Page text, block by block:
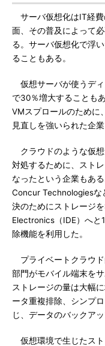
サーバ仮想化はIT経費
面、その普及によって
る。サーバ仮想化で浮
ることもある。
仮想サーバが使うデ
で30％増大することも
VMスプロールのために
見直しを強いられた企業
クラウドのような仮
対処するために、スト
なったという企業もあ
Concur Technologiesな
決のためにストレージ
Electronics（IDE）へと
除機能を利用した。
プライベートクラウ
部門がモバイル端末を
ストレージの量は大幅
ータ重複排除、シンプ
じ、データのバックア
仮想環境で生じたス